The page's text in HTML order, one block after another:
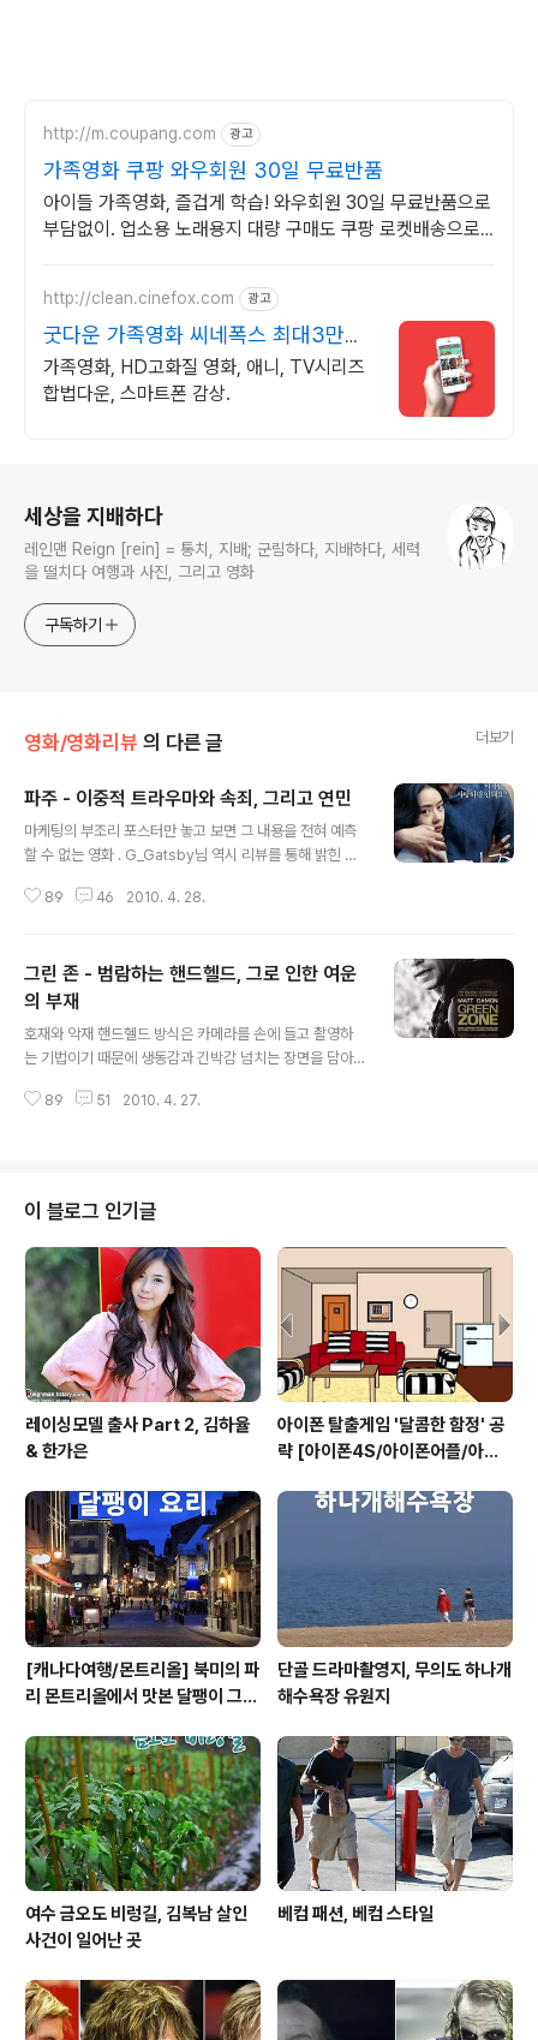
http://m.coupang.com 광고
가족영화 쿠팡 와우회원 30일 무료반품
아이들 가족영화, 즐겁게 학습! 와우회원 30일 무료반품으로
부담없이. 업소용 노래용지 대량 구매도 쿠팡 로켓배송으로
http://clean.cinefox.com 광고
굿다운 가족영화 씨네폭스 최대3만원
+10%추가적립
가족영화, HD고화질 영화, 애니, TV시리즈
합법다운, 스마트폰 감상.
세상을 지배하다
레인맨 Reign [rein] = 통치, 지배; 군림하다, 지배하다, 세력
을 떨치다 여행과 사진, 그리고 영화
구독하기
영화/영화리뷰 의 다른 글 더보기
파주 - 이중적 트라우마와 속죄, 그리고 연민
마케팅의 부조리 포스터만 놓고 보면 그 내용을 전혀 예측
할 수 없는 영화 . G_Gatsby님 역시 리뷰를 통해 밝힌 바
지고 감상하기 시작했다. 는 을 연출했던 박찬옥 감독의 두
다. 그러나 감독이 관객들에게 고도한 몰입을 요구하니 일
개 관객은 그저 따를 수 밖에... 라고 얘기하기에는 이루 말
할 수 없는 감독의 배려와 디테일이 곳곳에 살아 있음을 느
낀다. 는 경기도 파주를, 좀 더 나아가 파주의 재개발 지역
갈등, 타협과 다름이 없다. Reignman 사실 는 이선균과
89 46 2010. 4. 28.
그린 존 - 범람하는 핸드헬드, 그로 인한 여운
의 부재
호재와 악재 핸드헬드 방식은 카메라를 손에 들고 촬영하
는 기법이기 때문에 생동감과 긴박감 넘치는 장면을 담아
화를 감상할 수 있고, 빠르게 움직이는 카메라의 동선을 따
는 상황에 놓이게 된다. 다르게 이야기하자면, 눈과 귀와 머
리는 화면과 스피커와 플롯의 박자를 놓치지 않고 따라갈
수 있으나 감성적으로는 크게 와닿지 않을 수 있다는 것이
다. 은 이러한 부작용이 어느 정도 적용되는 영화라 할 수
있다. 의 속도감 있는 전개와 긴박감 넘치는 영상이 관객들
의 집중력을 유도하고 흥미를 유발하..
89 51 2010. 4. 27.
이 블로그 인기글
레이싱모델 출사 Part 2, 김하율
& 한가은
아이폰 탈출게임 '달콤한 함정' 공
략 [아이폰4S/아이폰어플/아이
[캐나다여행/몬트리올] 북미의 파
리 몬트리올에서 맛본 달팽이 그라
단골 드라마촬영지, 무의도 하나개
해수욕장 유원지
여수 금오도 비렁길, 김복남 살인
사건이 일어난 곳
베컴 패션, 베컴 스타일